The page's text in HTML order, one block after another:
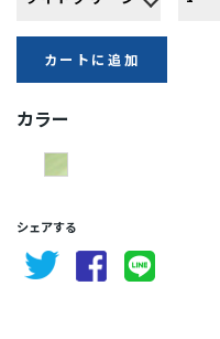
カートに追加
カラー
シェアする